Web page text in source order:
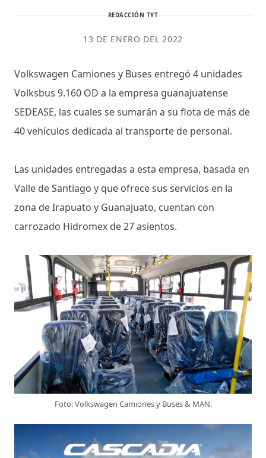
REDACCIÓN TYT
13 DE ENERO DEL 2022
Volkswagen Camiones y Buses entregó 4 unidades
Volksbus 9.160 OD a la empresa guanajuatense
SEDEASE, las cuales se sumarán a su flota de más de
40 vehículos dedicada al transporte de personal.
Las unidades entregadas a esta empresa, basada en
Valle de Santiago y que ofrece sus servicios en la
zona de Irapuato y Guanajuato, cuentan con
carrozado Hidromex de 27 asientos.
Foto: Volkswagen Camiones y Buses & MAN.